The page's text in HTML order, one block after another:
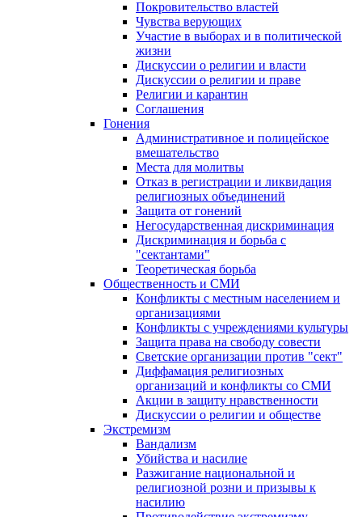
Покровительство властей
Чувства верующих
Участие в выборах и в политической
жизни
Дискуссии о религии и власти
Дискуссии о религии и праве
Религии и карантин
Соглашения
Гонения
Административное и полицейское
вмешательство
Места для молитвы
Отказ в регистрации и ликвидация
религиозных объединений
Защита от гонений
Негосударственная дискриминация
Дискриминация и борьба с
"сектантами"
Теоретическая борьба
Общественность и СМИ
Конфликты с местным населением и
организациями
Конфликты с учреждениями культуры
Защита права на свободу совести
Светские организации против "сект"
Диффамация религиозных
организаций и конфликты со СМИ
Акции в защиту нравственности
Дискуссии о религии и обществе
Экстремизм
Вандализм
Убийства и насилие
Разжигание национальной и
религиозной розни и призывы к
насилию